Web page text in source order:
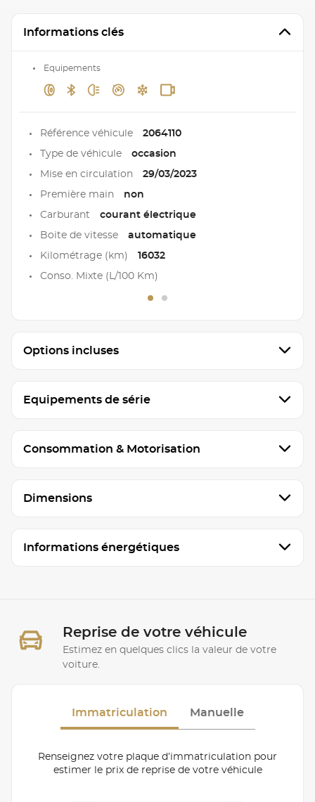
Informations clés
Equipements
Référence véhicule 2064110
Type de véhicule occasion
Mise en circulation 29/03/2023
Première main non
Carburant courant électrique
Boite de vitesse automatique
Kilométrage (km) 16032
Conso. Mixte (L/100 Km)
Options incluses
Equipements de série
Consommation & Motorisation
Dimensions
Informations énergétiques
Reprise de votre véhicule
Estimez en quelques clics la valeur de votre
voiture.
Immatriculation Manuelle
Renseignez votre plaque d’immatriculation pour
estimer le prix de reprise de votre véhicule